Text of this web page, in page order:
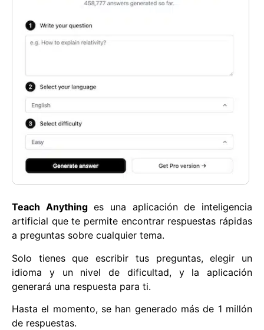
Teach Anythinges una aplicación de inteligencia
artificial que te permite encontrar respuestas rápidas
a preguntas sobre cualquier tema.
Solo tienes que escribir tus preguntas, elegir un
idioma y un nivel de dificultad, y la aplicación
generará una respuesta para ti.
Hasta el momento, se han generado más de 1 millón
de respuestas.